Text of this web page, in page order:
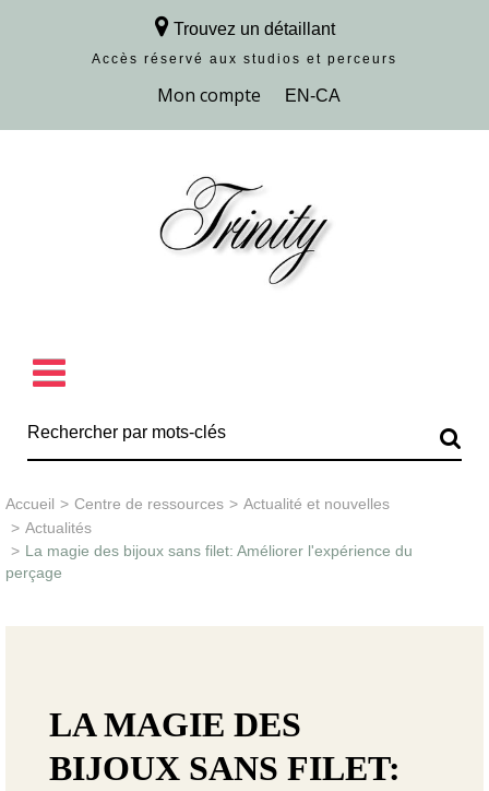
Trouvez un détaillant
Accès réservé aux studios et perceurs
Découvrir la collection
Apprentissage & soutien
Accueil > Centre de ressources > Actualité et nouvelles
> Actualités
> La magie des bijoux sans filet: Améliorer l'expérience du
perçage
LA MAGIE DES
BIJOUX SANS FILET: